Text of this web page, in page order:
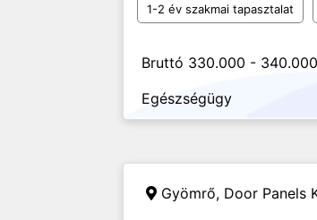
1-2 év szakmai tapasztalat
Bruttó 330.000 -
Egészségügy
Gyömrő, Door Panels